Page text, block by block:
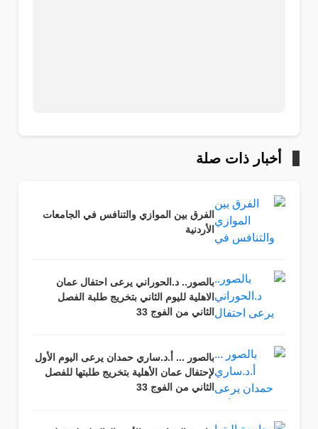
أخبار ذات صلة
الفرق بين الموازي والتنافس في الجامعات
الأردنية
بالصور.. د.الحوراني يرعى احتفال عمان
الاهلية لليوم الثاني بتخريج طلبة الفصل
الثاني من الفوج 33
بالصور ... أ.د.ساري حمدان يرعى اليوم الأول
لإحتفال عمان الأهلية بتخريج طلبتها للفصل
الثاني من الفوج 33